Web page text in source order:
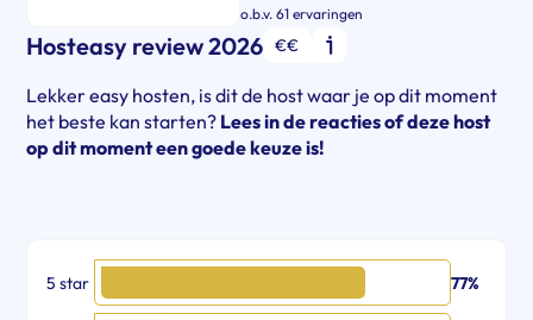
Hosteasy review 2026 €€
Lekker easy hosten, is dit de host waar je op dit moment
het beste kan starten? Lees in de reacties of deze host
op dit moment een goede keuze is!
o.b.v. 61 ervaringen
5 star 77%